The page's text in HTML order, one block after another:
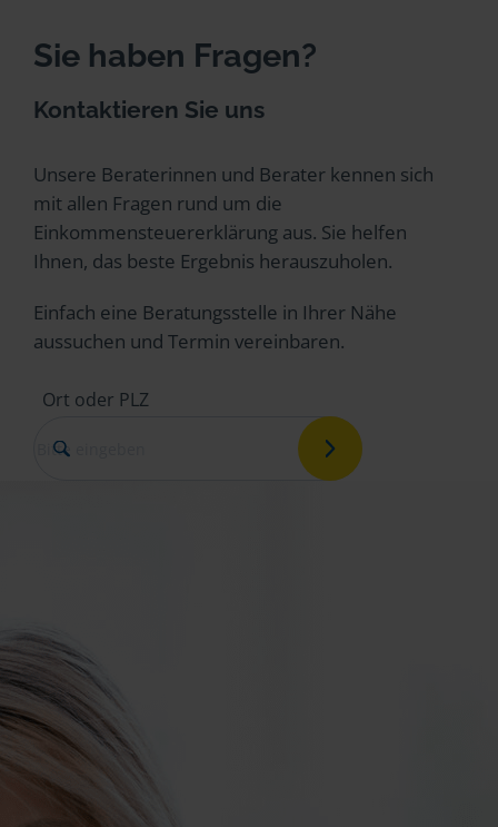
Sie haben Fragen?
Kontaktieren Sie uns
Unsere Beraterinnen und Berater kennen sich
mit allen Fragen rund um die
Einkommensteuererklärung aus. Sie helfen
Ihnen, das beste Ergebnis herauszuholen.
Einfach eine Beratungsstelle in Ihrer Nähe
aussuchen und Termin vereinbaren.
Ort oder PLZ